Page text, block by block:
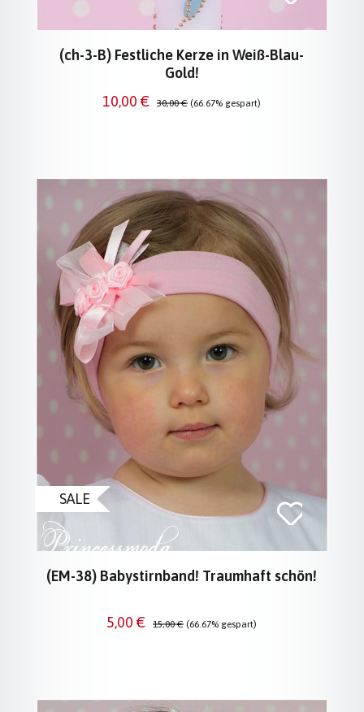
(ch-3-B) Festliche Kerze in Weiß-Blau-
Gold!
Verkaufspreis:
10,00 € Regulärer Preis:
30,00 € (66.67% gespart)
SALE
(EM-38) Babystirnband! Traumhaft schön!
Verkaufspreis:
5,00 € Regulärer Preis:
15,00 € (66.67% gespart)